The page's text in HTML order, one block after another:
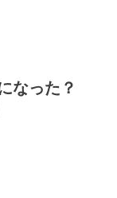
なった？